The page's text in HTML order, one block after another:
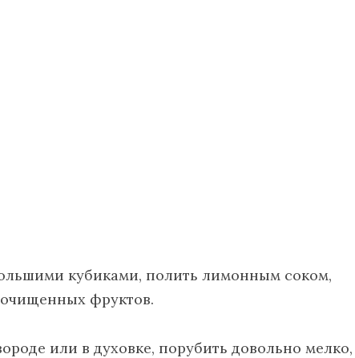
кубиками, полить лимонным соком,
фруктов.
или в духовке, порубить довольно мелко,